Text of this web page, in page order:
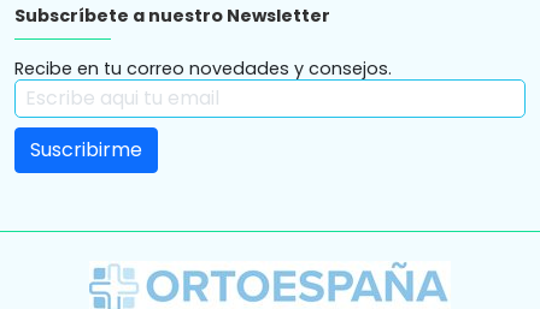
Subscríbete a nuestro Newsletter
Recibe en tu correo novedades y consejos.